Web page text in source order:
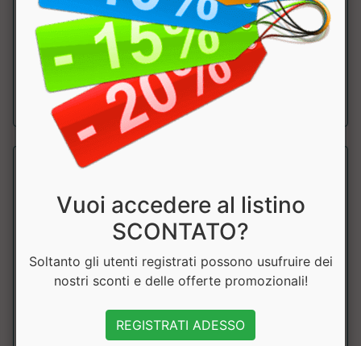
Leone
Pera veloce in pelle, interamente cucita a mano. ....
a partire da € 59.31
sconto 10%
SACCO AD ACQUA AT819
Leone
Vuoi accedere al listino
SCONTATO?
Soltanto gli utenti registrati possono usufruire dei
nostri sconti e delle offerte promozionali!
REGISTRATI ADESSO